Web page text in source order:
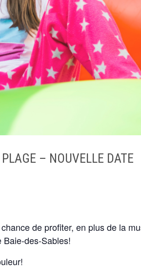
– NOUVELLE DATE
de profiter, en plus de la
Baie-des-Sables!